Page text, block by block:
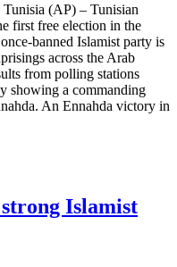
(AP) – Tunisian
first free election in the
banned Islamist party is
across the Arab
from polling stations
showing a commanding
An Ennahda victory in
Islamist